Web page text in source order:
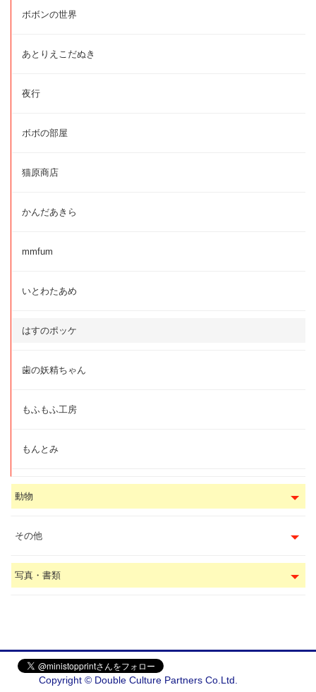
ボボンの世界
あとりえこだぬき
夜行
ボボの部屋
猫原商店
かんだあきら
mmfum
いとわたあめ
はすのポッケ
歯の妖精ちゃん
もふもふ工房
もんとみ
動物
その他
写真・書類
Copyright © Double Culture Partners Co.Ltd.